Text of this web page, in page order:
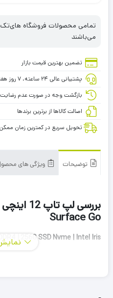
می‌باشند
تضمین بهترین قیمت بازار
پشتیبانی عالی ۲۴ ساعته، ۷ روز هفته
بازگشت وجه در صورت عدم رضایت
اصالت کالاها از برترین برندها
تحویل سریع در کمترین زمان ممکن
توضیحات ویژگی های
بررسی لپ
Surface Go
| 256G SSD Nvme | Intel Iris